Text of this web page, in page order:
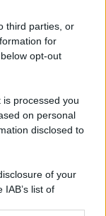
third parties, or
for
opt-out
processed you
on personal
disclosed to
of your
list of
di una volta:
riempie di
evento di